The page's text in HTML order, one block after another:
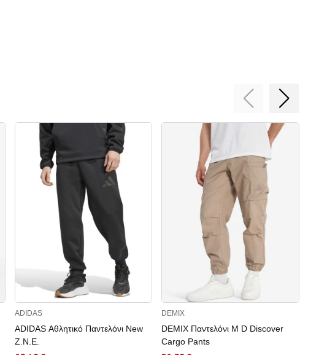
ADIDAS
ADIDAS Αθλητικό Παντελόνι New
Z.N.E.
DEMIX
DEMIX Παντελόνι M D Discover
Cargo Pants